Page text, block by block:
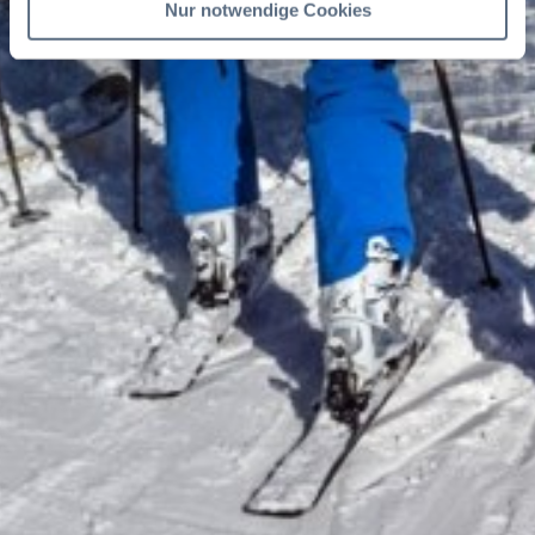
Nur notwendige Cookies